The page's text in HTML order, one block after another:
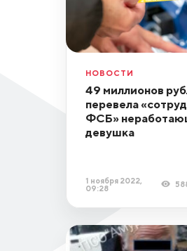
НОВОСТИ
49 миллионов
перевела
ФСБ»
девушка
1 ноября 2022,
09:28